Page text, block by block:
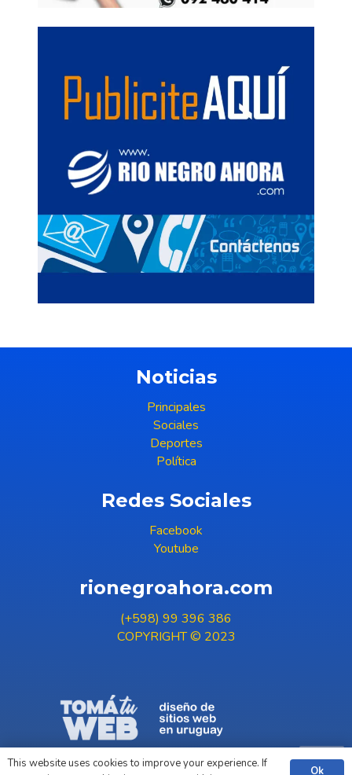
Noticias
Principales
Sociales
Deportes
Política
Redes Sociales
Facebook
Youtube
rionegroahora.com
(+598) 99 396 386
COPYRIGHT © 2023
This website uses cookies to improve your experience. If
Ok